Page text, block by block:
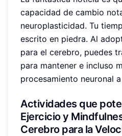
capacidad de cambio
neuroplasticidad. Tu
escrito en piedra. Al
para el cerebro, puedes
para mantener e incluso
procesamiento neuronal
Actividades que
Ejercicio y
Cerebro para la